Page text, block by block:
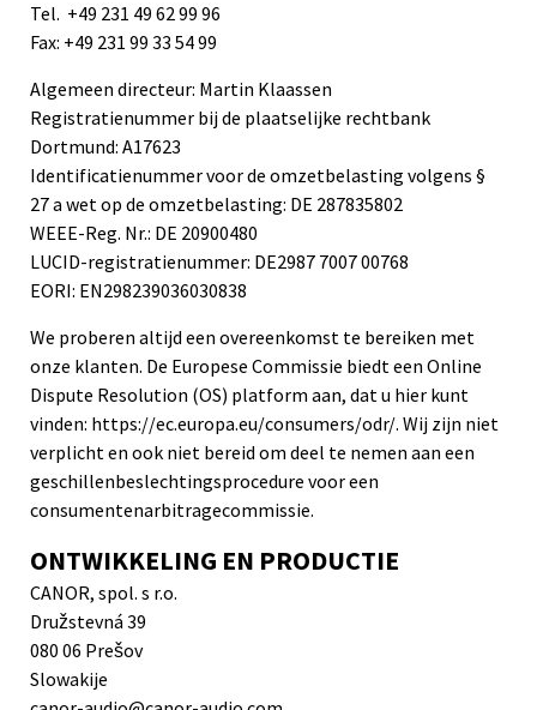
‭Tel. +49 231 49 62 99 96
Fax: +49 231 99 33 54 99
Algemeen directeur: Martin Klaassen
Registratienummer bij de plaatselijke rechtbank
Dortmund: A17623
Identificatienummer voor de omzetbelasting volgens §
27 a wet op de omzetbelasting: DE 287835802
WEEE-Reg. Nr.: DE 20900480
LUCID-registratienummer: DE2987 7007 00768
EORI: EN298239036030838
We proberen altijd een overeenkomst te bereiken met
onze klanten. De Europese Commissie biedt een Online
Dispute Resolution (OS) platform aan, dat u hier kunt
vinden: https://ec.europa.eu/consumers/odr/. Wij zijn niet
verplicht en ook niet bereid om deel te nemen aan een
geschillenbeslechtingsprocedure voor een
consumentenarbitragecommissie.
ONTWIKKELING EN PRODUCTIE
CANOR, spol. s r.o.
Družstevná 39
080 06 Prešov
Slowakije